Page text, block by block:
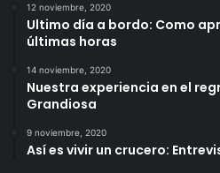
12 noviembre, 2020
Ultimo día a bordo: Como
últimas horas
14 noviembre, 2020
Nuestra experiencia en el
Grandiosa
9 noviembre, 2020
Así es vivir un crucero: